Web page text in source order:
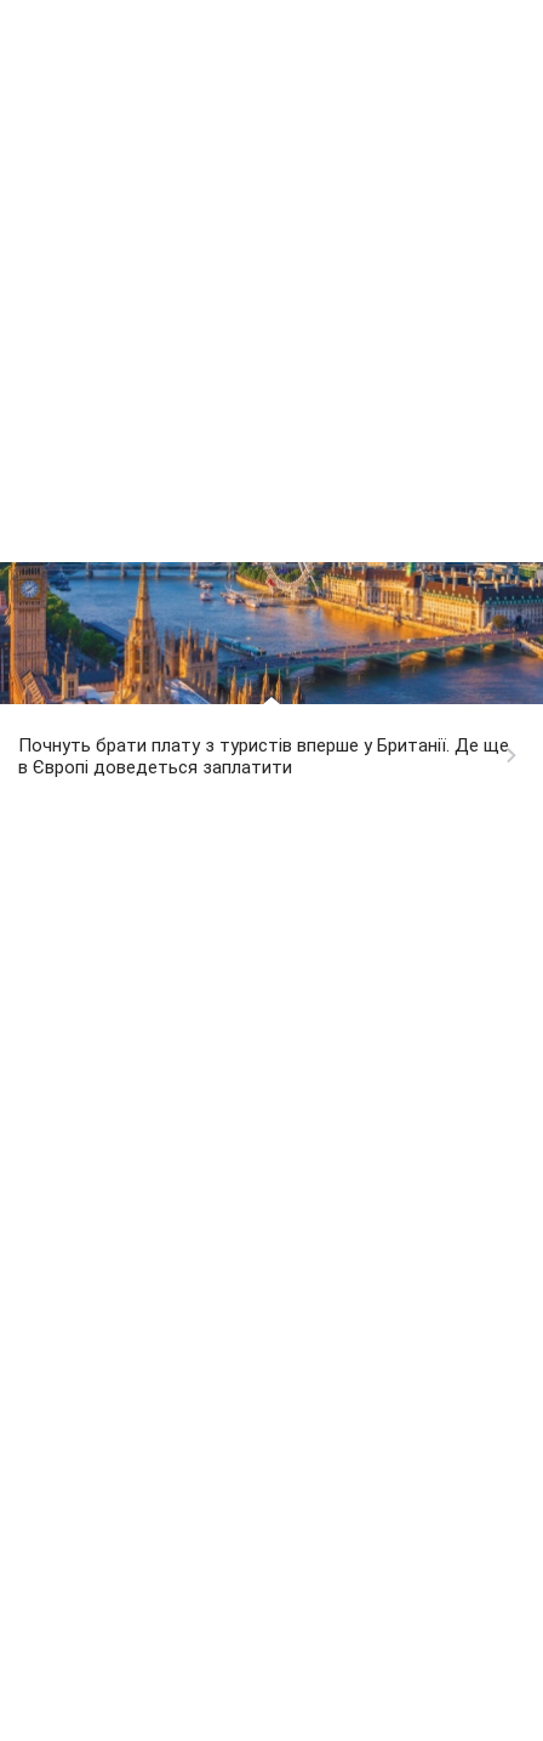
Почнуть брати плату з туристів вперше у Британії. Де ще
в Європі доведеться заплатити